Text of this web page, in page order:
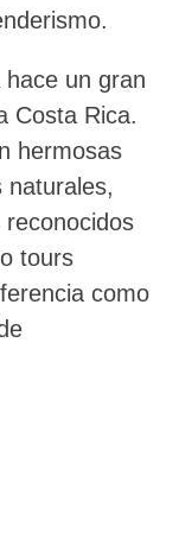
un gran
Costa Rica.
hermosas
naturales,
tours
como